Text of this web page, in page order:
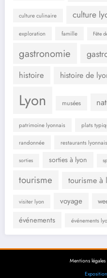
culture culinaire culture
exploration famille Fête
gastronomie
histoire histoire de
Lyon musées
patrimoine lyonnais plats
randonnée restaurants lyonnais
sorties sorties à lyon
tourisme tourisme à
visiter lyon voyage
événements événements
Mentions légales